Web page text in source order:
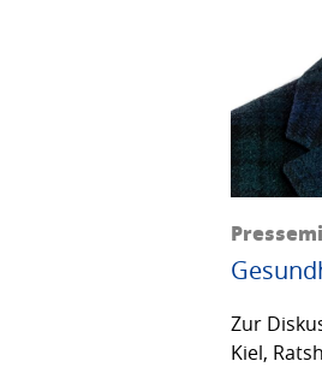
Zur
Kiel,